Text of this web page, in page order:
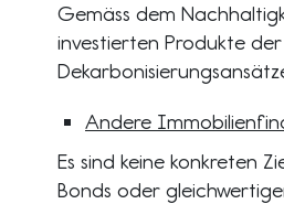
Gemäss dem
investierten Produkte der
Andere
Es sind keine konkreten
Bonds oder